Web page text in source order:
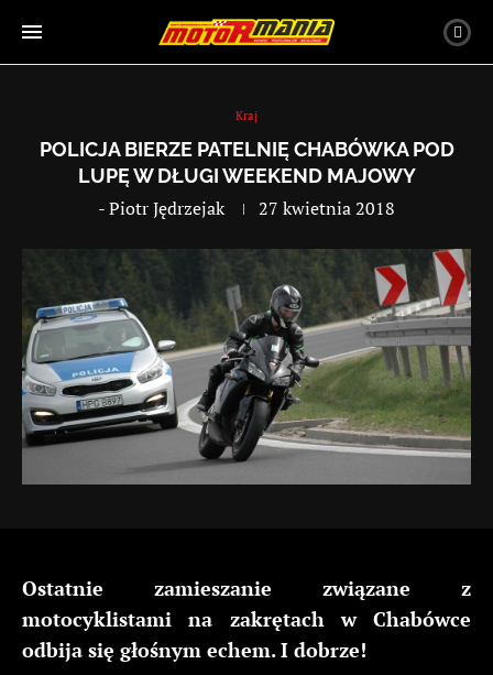
Kraj
POLICJA BIERZE PATELNIĘ CHABÓWKA POD
LUPĘ W DŁUGI WEEKEND MAJOWY
-Piotr Jędrzejak 27 kwietnia 2018
Ostatnie zamieszanie związane z
motocyklistami na zakrętach w Chabówce
odbija się głośnym echem. I dobrze!